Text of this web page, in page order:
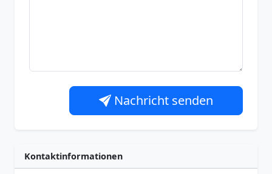
Nachricht senden
Kontaktinformationen